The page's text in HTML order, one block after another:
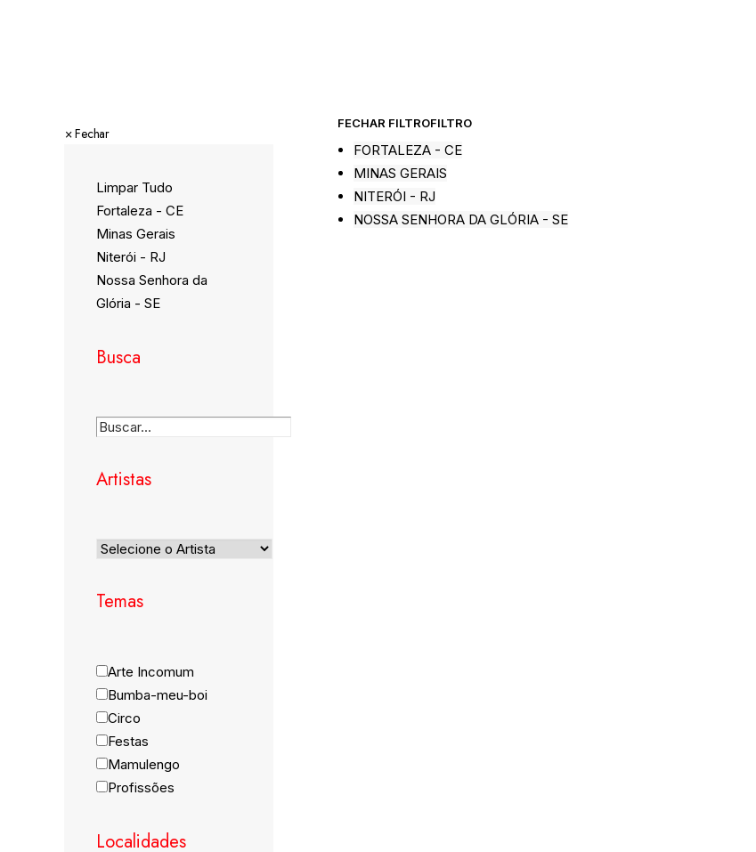
× Fechar
Limpar Tudo
Fortaleza - CE
Minas Gerais
Niterói - RJ
Nossa Senhora da
Glória - SE
Busca
Artistas
Temas
Arte Incomum
Bumba-meu-boi
Circo
Festas
Mamulengo
Profissões
Localidades
FECHAR FILTROFILTRO
FORTALEZA - CE
MINAS GERAIS
NITERÓI - RJ
NOSSA SENHORA DA GLÓRIA - SE